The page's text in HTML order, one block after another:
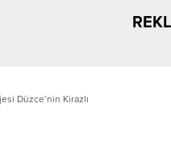
Düzce’nin Kirazlı